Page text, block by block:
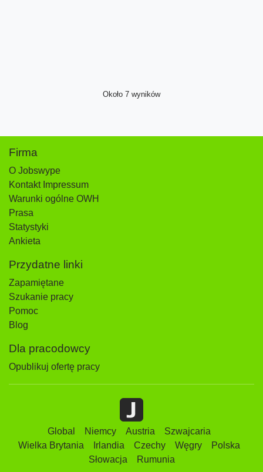
Około 7 wyników
Firma
O Jobswype
Kontakt Impressum
Warunki ogólne OWH
Prasa
Statystyki
Ankieta
Przydatne linki
Zapamiętane
Szukanie pracy
Pomoc
Blog
Dla pracodowcy
Opublikuj ofertę pracy
Global Niemcy Austria
Szwajcaria
Wielka Brytania
Irlandia Czechy Węgry
Polska
Słowacja
Rumunia